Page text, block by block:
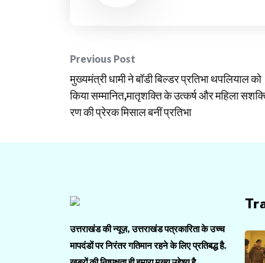
Post
navigation
Previous Post
मुख्यमंत्री धामी ने बॉडी बिल्डर प्रतिभा थपलियाल को
किया सम्मानित,मातृशक्ति के उत्कर्ष और महिला
रण की प्रेरक मिसाल बनीं प्रतिभा
उत्तराखंड की न्यूज़, उत्तराखंड पत्रकारिता के उच्च
मापदंडों पर निरंतर गतिमान रहने के लिए प्रतिबद्ध है.